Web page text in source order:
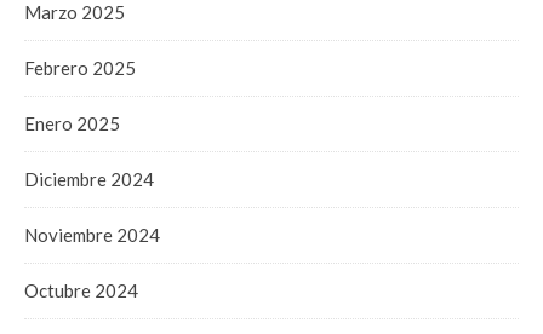
Marzo 2025
Febrero 2025
Enero 2025
Diciembre 2024
Noviembre 2024
Octubre 2024